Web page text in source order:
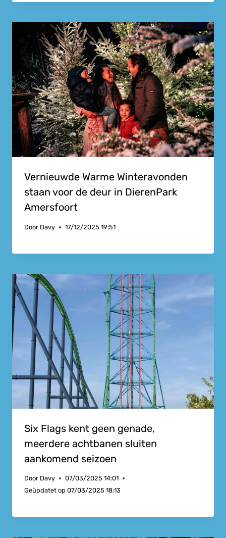
Vernieuwde Warme Winteravonden
staan voor de deur in DierenPark
Amersfoort
Door Davy 17/12/2025 19:51
Six Flags kent geen genade,
meerdere achtbanen sluiten
aankomend seizoen
Door Davy
07/03/2025 14:01
Geüpdatet op 07/03/2025 18:13